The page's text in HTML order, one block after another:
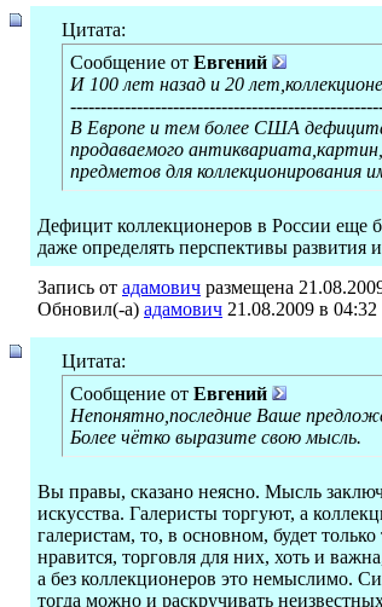
Цитата:
Сообщение от Евгений
И 100 лет назад и 20
В Европе и тем более США дефицита
продаваемого
предметов для коллекционирования
Дефицит коллекционеров в России еще
даже определять перспективы
Запись от адамович размещена
Обновил(-а) адамович 21.08.2009 в 04:32
Цитата:
Сообщение от Евгений
Непонятно,последние Ваше
Более чётко выразите свою мысль.
Вы правы, сказано неясно. Мысль
искусства. Галеристы торгуют, а
галеристам, то, в основном, будет
нравится, торговля для них, хоть и
а без коллекционеров это немыслимо.
тогда можно и раскручивать